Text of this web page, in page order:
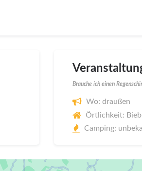
Brauche ich einen
Wo: draußen
Örtlichkeit:
Camping: